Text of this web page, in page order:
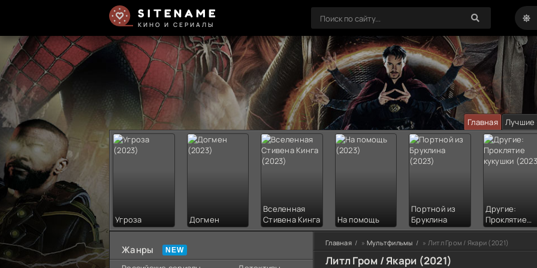
SITENAME
КИНО И СЕРИАЛЫ
Главная Лучшие
Угроза Догмен
Вселенная
Стивена Кинга
На помощь
Портной из
Бруклина
Другие:
Проклятие
кукушки
Жанры
Главная » Мультфильмы » Литл Гром / Якари (2021)
Литл Гром / Якари (2021)